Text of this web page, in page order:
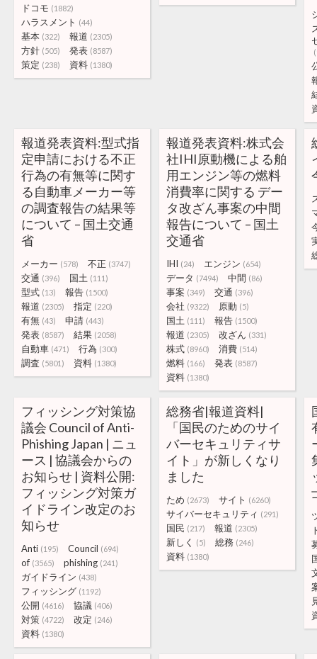
ドコモ (1882)
ハラスメント (44)
基本 (322) 報道 (2305)
方針 (505) 発表 (8587)
策定 (238) 資料 (1380)
報道発表資料:型式指
定申請における不正
行為の有無等に関す
る自動車メーカー等
の調査報告の結果等
について – 国土交通
省
メーカー (578) 不正 (3747)
交通 (396) 国土 (111)
型式 (13) 報告 (1500)
報道 (2305) 指定 (220)
有無 (43) 申請 (443)
発表 (8587) 結果 (2058)
自動車 (471) 行為 (300)
調査 (5801) 資料 (1380)
報道発表資料:株式会
社IHI原動機による舶
用エンジン等の燃料
消費率に関する デー
タ改ざん事案の中間
報告について – 国土
交通省
IHI (24) エンジン (654)
データ (7494) 中間 (86)
事案 (349) 交通 (396)
会社 (9322) 原動 (5)
国土 (111) 報告 (1500)
報道 (2305) 改ざん (331)
株式 (8960) 消費 (514)
燃料 (166) 発表 (8587)
資料 (1380)
フィッシング対策協
議会 Council of Anti-
Phishing Japan | ニュ
ース | 協議会からの
お知らせ | 資料公開:
フィッシング対策ガ
イドライン改定のお
知らせ
Anti (195) Council (694)
of (3565) phishing (241)
ガイドライン (438)
フィッシング (1192)
公開 (4616) 協議 (406)
対策 (4722) 改定 (246)
資料 (1380)
総務省|報道資料|
「国民のためのサイ
バーセキュリティサ
イト」が新しくなり
ました
ため (2673) サイト (6260)
サイバーセキュリティ (291)
国民 (217) 報道 (2305)
新しく (5) 総務 (246)
資料 (1380)